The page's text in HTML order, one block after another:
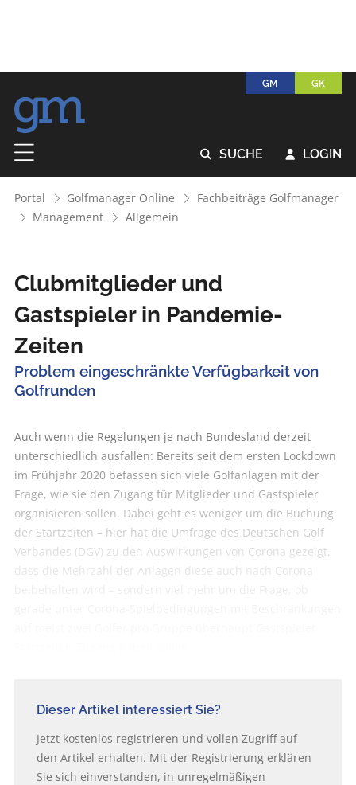
GM GK
 SUCHE  LOGIN
Portal Golfmanager Online
Fachbeiträge Golfmanager
Management
Allgemein
Clubmitglieder und
Gastspieler in Pandemie-
Zeiten
Problem eingeschränkte Verfügbarkeit von
Golfrunden
Auch wenn die Regelungen je nach Bundesland derzeit
unterschiedlich ausfallen: Bereits seit dem ersten Lockdown
im Frühjahr 2020 befassen sich viele Golfanlagen mit der
Frage, wie sie den Zugang für Mitglieder und Gastspieler
organisieren sollen. Dabei geht es weniger um die Buchung
der Startzeiten – hier hat die Umfrage des Deutschen Golf
Verbandes (DGV) zu den Auswirkungen von Corona gezeigt,
dass die Mehrzahl der Anlagen diese auch nach Corona
Dieser Artikel interessiert Sie?
Jetzt kostenlos registrieren und vollen Zugriff auf
den Artikel erhalten. Mit der Registrierung erklären
Sie sich einverstanden, in unregelmäßigen